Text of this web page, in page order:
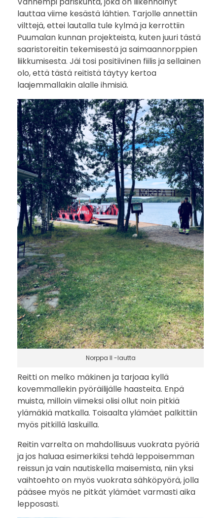
lauttaa viime kesästä lähtien. Tarjolle annettiin
vilttejä, ettei lautalla tule kylmä ja kerrottiin
Puumalan kunnan projekteista, kuten juuri tästä
saaristoreitin tekemisestä ja saimaannorppien
liikkumisesta. Jäi tosi positiivinen fiilis ja sellainen
olo, että tästä reitistä täytyy kertoa
laajemmallakin alalle ihmisiä.
Norppa II -lautta
Reitti on melko mäkinen ja tarjoaa kyllä
kovemmallekin pyöräilijälle haasteita. Enpä
muista, milloin viimeksi olisi ollut noin pitkiä
ylämäkiä matkalla. Toisaalta ylämäet palkittiin
myös pitkillä laskuilla.
Reitin varrelta on mahdollisuus vuokrata pyöriä
ja jos haluaa esimerkiksi tehdä leppoisemman
reissun ja vain nautiskella maisemista, niin yksi
vaihtoehto on myös vuokrata sähköpyörä, jolla
pääsee myös ne pitkät ylämäet varmasti aika
lepposasti.